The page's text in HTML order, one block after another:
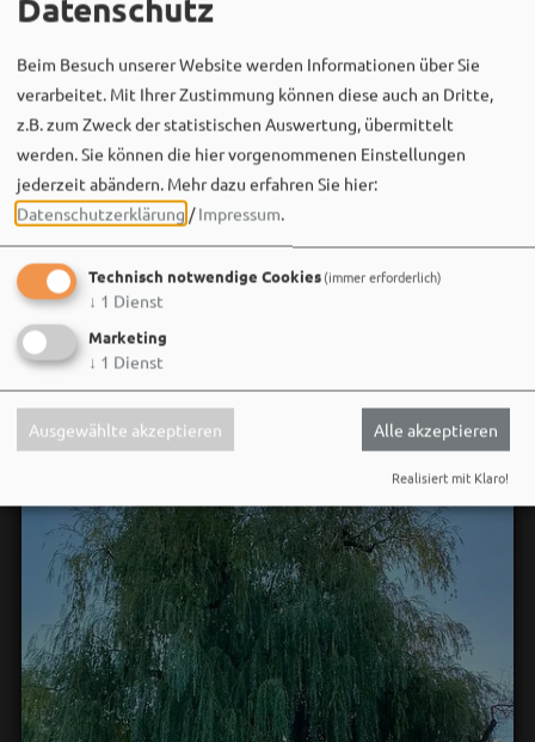
Bergwaldtheater
06. August um 18:08 via Facebook
Sei wie Luisa & Chiara!
Komm am 08.08. ins Bergwaldtheater und hol dir deinen
neuen Ohrwurm. 🎤✨
Gute Musik, beste Stimmung und ein Sommerabend,
der im Kopf bleibt. 🌿🎵
Wir sehen uns…
Beim Besuch unserer Website werden Informationen über Sie
verarbeitet. Mit Ihrer Zustimmung können diese auch an Dritte,
z.B. zum Zweck der statistischen Auswertung, übermittelt
werden. Sie können die hier vorgenommenen Einstellungen
jederzeit abändern. Mehr dazu erfahren Sie hier:
Datenschutzerklärung /Impressum.
Technisch notwendige Cookies(immer erforderlich)
↓ 1 Dienst
Marketing
↓ 1 Dienst
Ausgewählte akzeptieren Alle akzeptieren
Realisiert mit Klaro!